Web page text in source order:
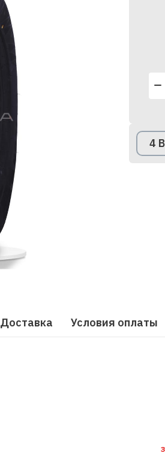
4
Доставка Условия оплаты